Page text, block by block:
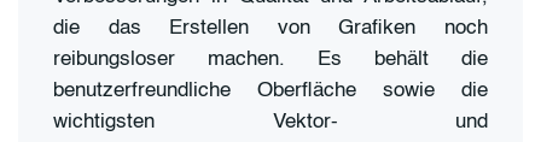
die das Erstellen von Grafiken noch
reibungsloser machen. Es behält die
benutzerfreundliche Oberfläche sowie die
wichtigsten Vektor- und